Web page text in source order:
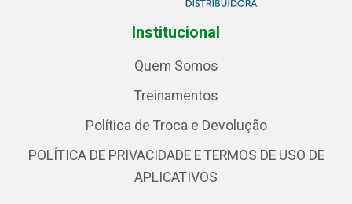
Institucional
Quem Somos
Treinamentos
Política de Troca e Devolução
POLÍTICA DE PRIVACIDADE E TERMOS DE USO DE
APLICATIVOS